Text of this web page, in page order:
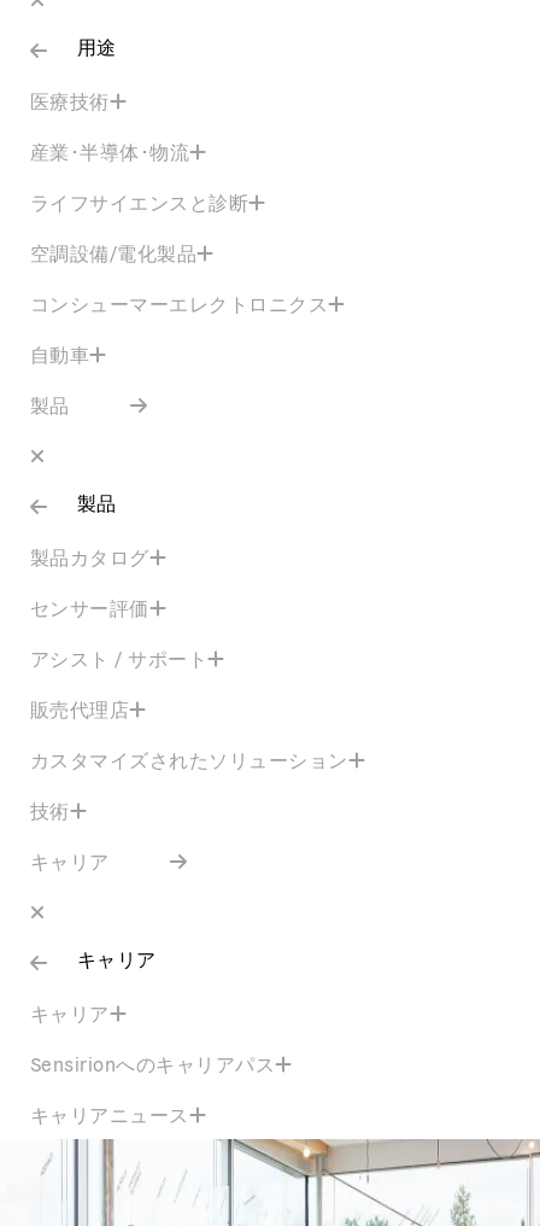
用途
医療技術
産業･半導体･物流
ライフサイエンスと診断
空調設備/電化製品
コンシューマーエレクトロニクス
自動車
製品
製品
製品カタログ
センサー評価
アシスト / サポート
販売代理店
カスタマイズされたソリューション
技術
キャリア
キャリア
キャリア
Sensirionへのキャリアパス
キャリアニュース